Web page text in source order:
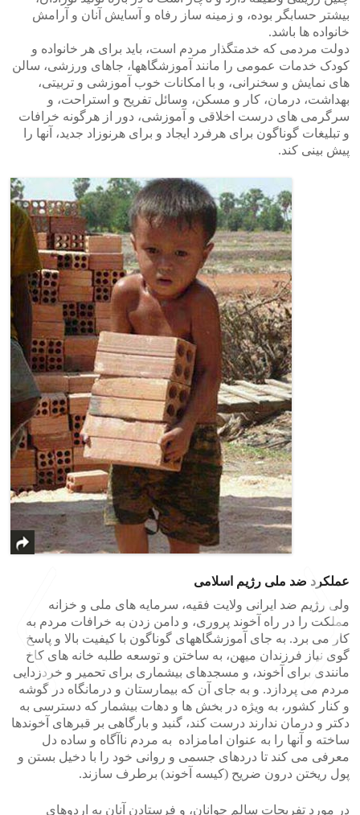
بیشتر حسابگر بوده، و زمینه ساز رفاه و آسایش آنان و آرامش
خانواده ها باشد.
دولت مردمی که خدمتگذار مردم است، باید برای هر خانواده و
کودک خدمات عمومی را مانند آموزشگاهها، جاهای ورزشی، سالن
های نمایش و سخنرانی، و با امکانات خوب آموزشی و تربیتی،
بهداشت، درمان، کار و مسکن، وسائل تفریح و استراحت، و
سرگرمی های درست اخلاقی و آموزشی، دور از هرگونه خرافات
و تبلیغات گوناگون برای هرفرد ایجاد و برای هرنوزاد جدید، آنها را
پیش بینی کند.
عملکرد ضد ملی رژیم اسلامی
ولی رژیم ضد ایرانی ولایت فقیه، سرمایه های ملی و خزانه
مملکت را در راه آخوند پروری، و دامن زدن به خرافات مردم به
کار می برد. به جای آموزشگاههای گوناگون با کیفیت بالا و پاسخ
گوی نیاز فرزندان میهن، به ساختن و توسعه طلبه خانه های کاخ
مانندی برای آخوند، و مسجدهای بیشماری برای تحمیر و خردزدایی
مردم می پردازد. و به جای آن که بیمارستان و درمانگاه در گوشه
و کنار کشور، به ویژه در بخش ها و دهات بیشمار که دسترسی به
دکتر و درمان ندارند درست کند، گنبد و بارگاهی بر قبرهای آخوندها
ساخته و آنها را به عنوان امامزاده به مردم ناآگاه و ساده دل
معرفی می کند تا دردهای جسمی و روانی خود را با دخیل بستن و
پول ریختن درون ضریح (کیسه آخوند) برطرف سازند.
در مورد تفریحات سالم جوانان، و فرستادن آنان به اردوهای
<
>